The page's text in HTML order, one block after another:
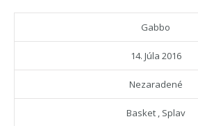
Gabbo
14. Júla 2016
Nezaradené
Basket, Splav